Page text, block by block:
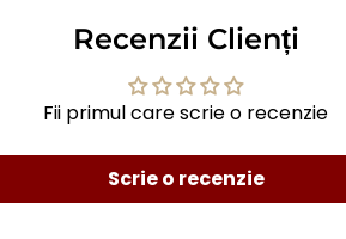
Recenzii Clienți
Fii primul care scrie o recenzie
Scrie o recenzie